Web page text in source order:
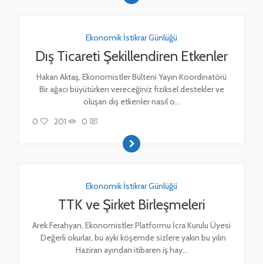
Ekonomik İstikrar Günlüğü
Dış Ticareti Şekillendiren Etkenler
Hakan Aktaş, Ekonomistler Bülteni Yayın Koordinatörü
Bir ağacı büyütürken vereceğiniz fiziksel destekler ve
oluşan dış etkenler nasıl o...
0
201 0
Ekonomik İstikrar Günlüğü
TTK ve Şirket Birleşmeleri
Arek Ferahyan, Ekonomistler Platformu İcra Kurulu Üyesi
Değerli okurlar, bu ayki köşemde sizlere yakın bu yılın
Haziran ayından itibaren iş hay...